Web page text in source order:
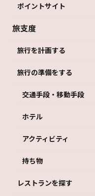
ポイントサイト
旅支度
旅行を計画する
旅行の準備をする
交通手段・移動手段
ホテル
アクティビティ
持ち物
レストランを探す